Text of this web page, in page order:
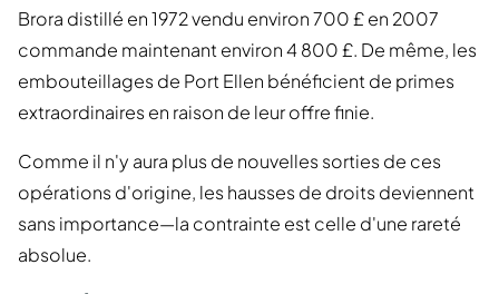
Brora distillé en 1972 vendu environ 700 £ en 2007
commande maintenant environ 4 800 £. De même, les
embouteillages de Port Ellen bénéficient de primes
extraordinaires en raison de leur offre finie.
Comme il n'y aura plus de nouvelles sorties de ces
opérations d'origine, les hausses de droits deviennent
sans importance—la contrainte est celle d'une rareté
absolue.